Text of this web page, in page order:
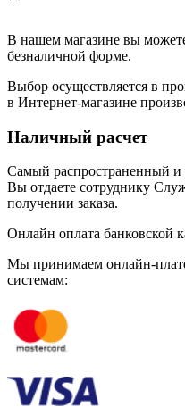
В нашем магазине вы
безналичной форме.
Выбор осуществляется в
в Интернет-магазине
Наличный расчет
Самый распространенный и
Вы отдаете сотруднику
получении заказа.
Онлайн оплата банковской
Мы принимаем онлайн-
системам: